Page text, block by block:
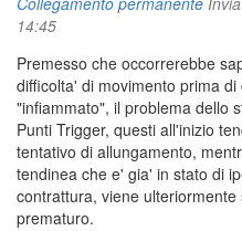
14:45
Premesso che occorrerebbe
difficolta' di movimento prima
"infiammato", il problema dello
Punti Trigger, questi all'inizio
tentativo di allungamento,
tendinea che e' gia' in stato di
contrattura, viene
prematuro.